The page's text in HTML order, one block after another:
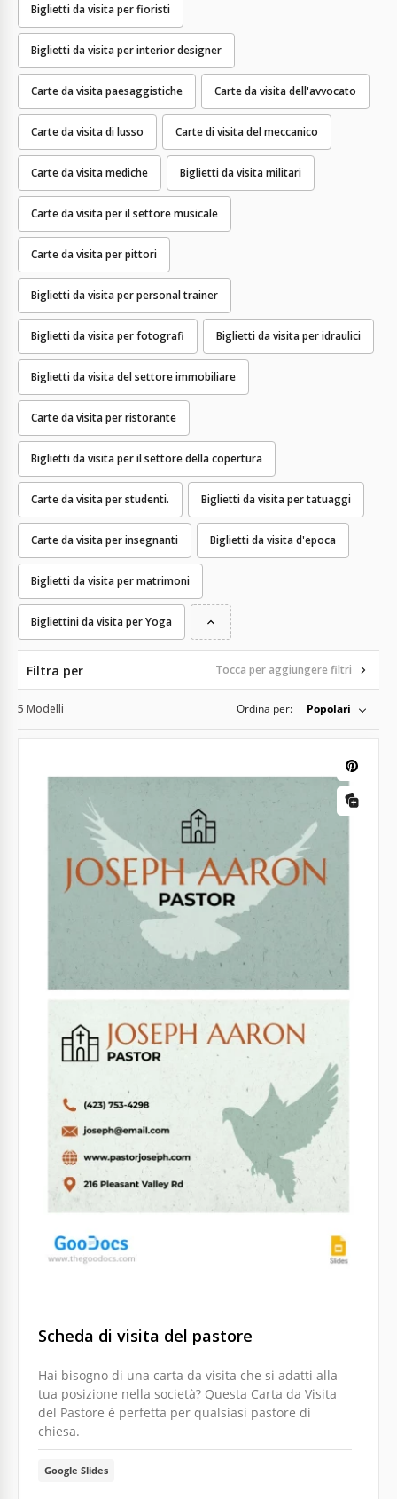
Biglietti da visita per fioristi
Biglietti da visita per interior designer
Carte da visita paesaggistiche Carte da visita dell'avvocato
Carte da visita di lusso Carte di visita del meccanico
Carte da visita mediche Biglietti da visita militari
Carte da visita per il settore musicale
Carte da visita per pittori
Biglietti da visita per personal trainer
Biglietti da visita per fotografi Biglietti da visita per idraulici
Biglietti da visita del settore immobiliare
Carte da visita per ristorante
Biglietti da visita per il settore della copertura
Carte da visita per studenti. Biglietti da visita per tatuaggi
Carte da visita per insegnanti Biglietti da visita d'epoca
Biglietti da visita per matrimoni
Bigliettini da visita per Yoga
Filtra per Tocca per aggiungere filtri
5 Modelli Ordina per: Popolari
Scheda di visita del pastore
Hai bisogno di una carta da visita che si adatti alla
tua posizione nella società? Questa Carta da Visita
del Pastore è perfetta per qualsiasi pastore di
chiesa.
Google Slides